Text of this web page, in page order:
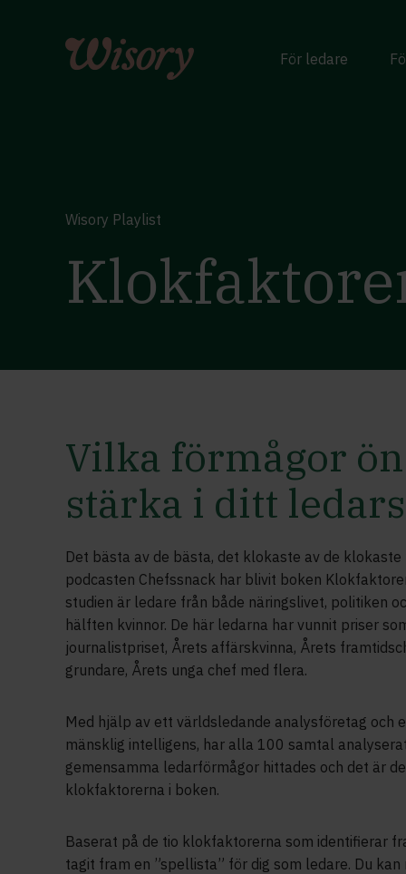
För ledare
Wisory Playlist
Vilka förmågor
stärka i ditt
Det bästa av de bästa, det klokaste av de
podcasten Chefssnack har blivit boken
studien är ledare från både näringslivet, politiken
hälften kvinnor. De här ledarna har vunnit priser
journalistpriset, Årets affärskvinna, Årets
grundare, Årets unga chef med flera.
Med hjälp av ett världsledande analysföretag och
mänsklig intelligens, har alla 100 samtal
gemensamma ledarförmågor hittades och det är
klokfaktorerna i boken.
Baserat på de tio klokfaktorerna som identifierar
tagit fram en ”spellista” för dig som ledare. Du